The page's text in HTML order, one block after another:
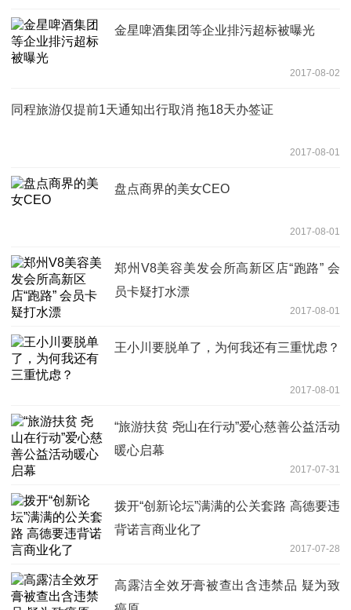
金星啤酒集团等企业排污超标被曝光
2017-08-02
同程旅游仅提前1天通知出行取消 拖18天办签证
2017-08-01
盘点商界的美女CEO
2017-08-01
郑州V8美容美发会所高新区店“跑路” 会
员卡疑打水漂
2017-08-01
王小川要脱单了，为何我还有三重忧虑？
2017-08-01
“旅游扶贫 尧山在行动”爱心慈善公益活动
暖心启幕
2017-07-31
拨开“创新论坛”满满的公关套路 高德要违
背诺言商业化了
2017-07-28
高露洁全效牙膏被查出含违禁品 疑为致